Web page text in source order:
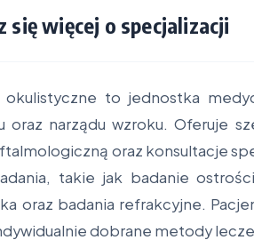
się więcej o specjalizacji
okulistyczne to jednostka
oraz narządu wzroku. Oferuje
oraz konsultacje
takie jak badanie
oraz badania refrakcyjne.
dobrane metody